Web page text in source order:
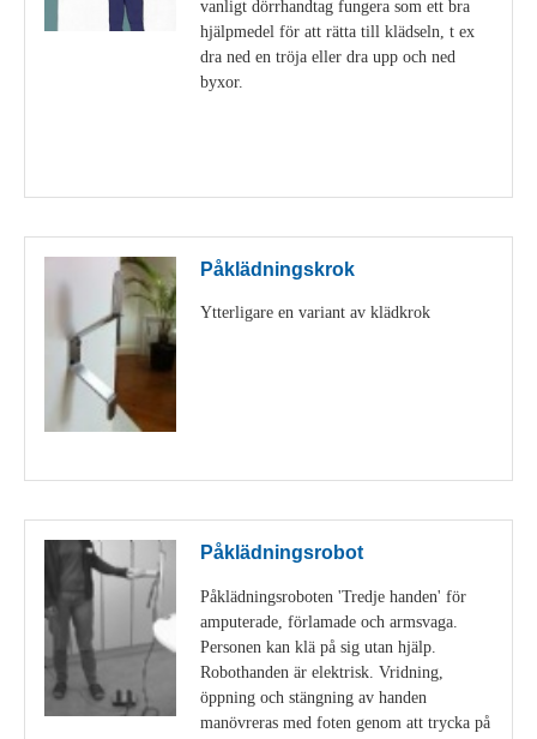
vanligt dörrhandtag fungera som ett bra
hjälpmedel för att rätta till klädseln, t ex
dra ned en tröja eller dra upp och ned
byxor.
Påklädningskrok
Ytterligare en variant av klädkrok
Påklädningsrobot
Påklädningsroboten 'Tredje handen' för
amputerade, förlamade och armsvaga.
Personen kan klä på sig utan hjälp.
Robothanden är elektrisk. Vridning,
öppning och stängning av handen
manövreras med foten genom att trycka på